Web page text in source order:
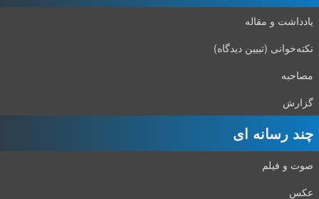
یادداشت و مقاله
نکته‌خوانی (تبیین دیدگاه)
مصاحبه
گزارش
چند رسانه ای
صوت و فیلم
عکس